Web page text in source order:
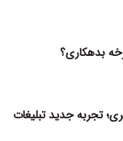
بدهکاری؟
تجربه جدید تبلیغات